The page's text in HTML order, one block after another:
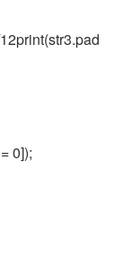
0]);